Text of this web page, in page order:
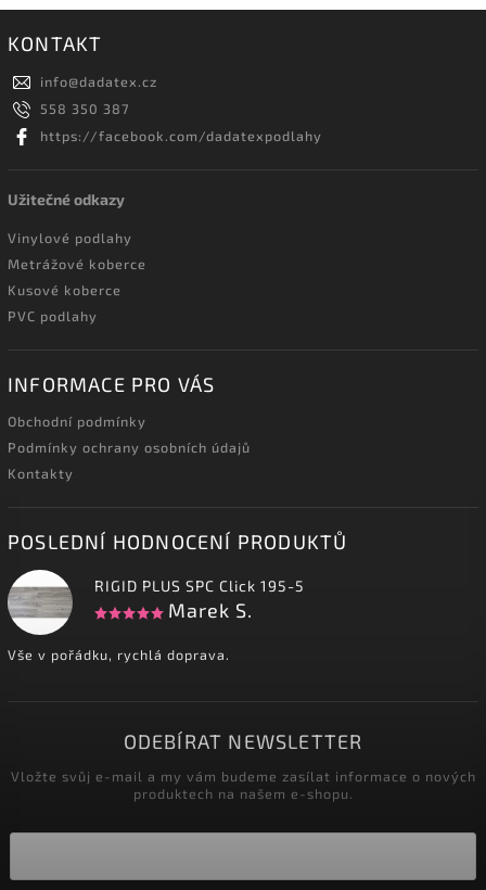
KONTAKT
info@dadatex.cz
558 350 387
https://facebook.com/dadatexpodlahy
Užitečné odkazy
Vinylové podlahy
Metrážové koberce
Kusové koberce
PVC podlahy
INFORMACE PRO VÁS
Obchodní podmínky
Podmínky ochrany osobních údajů
Kontakty
POSLEDNÍ HODNOCENÍ PRODUKTŮ
RIGID PLUS SPC Click 195-5
Marek S.
Vše v pořádku, rychlá doprava.
ODEBÍRAT NEWSLETTER
Vložte svůj e-mail a my vám budeme zasílat informace o nových
produktech na našem e-shopu.